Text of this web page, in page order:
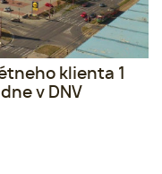
klienta 1
v DNV